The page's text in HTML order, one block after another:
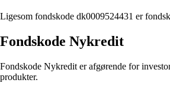
Ligesom fondskode dk0009524431 er
Fondskode Nykredit
Fondskode Nykredit er afgørende for
produkter.